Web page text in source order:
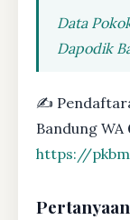
Data
Dapodik
✍
Bandung WA
https://